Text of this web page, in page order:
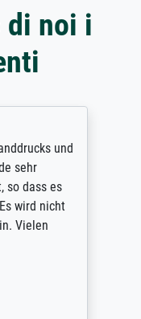
di noi i
und
sehr
so dass es
wird nicht
Vielen